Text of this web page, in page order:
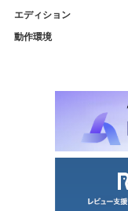
エディション
動作環境